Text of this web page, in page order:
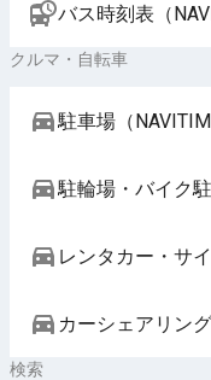
バス時刻表（
クルマ・自転車
駐車場（
駐輪場・バイク
レンタカー・サ
カーシェアリン
検索